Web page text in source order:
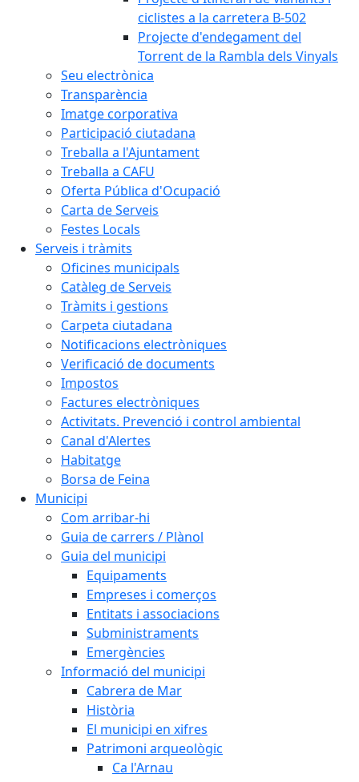
ciclistes a la carretera B-502
Projecte d'endegament del
Torrent de la Rambla dels Vinyals
Seu electrònica
Transparència
Imatge corporativa
Participació ciutadana
Treballa a l'Ajuntament
Treballa a CAFU
Oferta Pública d'Ocupació
Carta de Serveis
Festes Locals
Serveis i tràmits
Oficines municipals
Catàleg de Serveis
Tràmits i gestions
Carpeta ciutadana
Notificacions electròniques
Verificació de documents
Impostos
Factures electròniques
Activitats. Prevenció i control ambiental
Canal d'Alertes
Habitatge
Borsa de Feina
Municipi
Com arribar-hi
Guia de carrers / Plànol
Guia del municipi
Equipaments
Empreses i comerços
Entitats i associacions
Subministraments
Emergències
Informació del municipi
Cabrera de Mar
Història
El municipi en xifres
Patrimoni arqueològic
Ca l'Arnau